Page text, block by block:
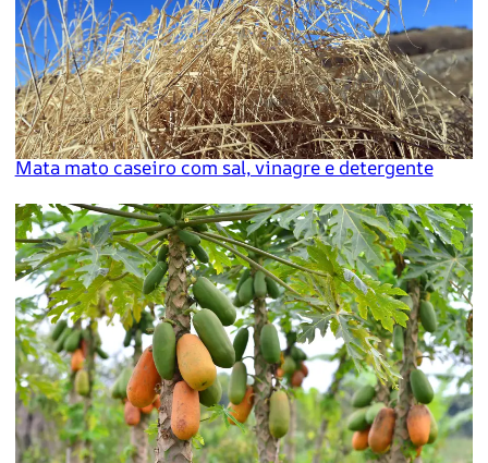
Mata mato caseiro com sal, vinagre e detergente